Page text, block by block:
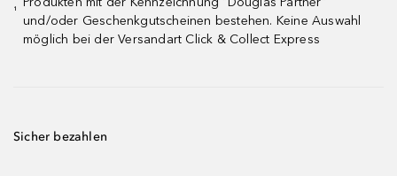
¹
und/oder Geschenkgutscheinen bestehen. Keine Auswahl
möglich bei der Versandart Click & Collect Express
Sicher bezahlen